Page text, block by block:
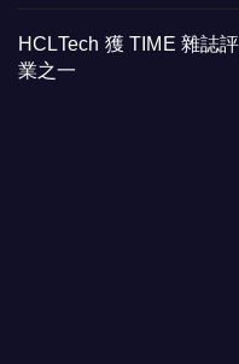
HCLTech 獲 TIME 雜誌
業之一